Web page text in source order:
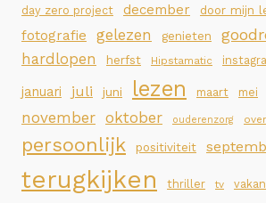
day zero project december door mijn
fotografie gelezen genieten
hardlopen herfst Hipstamatic
januari juli juni lezen maart mei
november oktober ouderenzorg
persoonlijk positiviteit
terugkijken thriller tv